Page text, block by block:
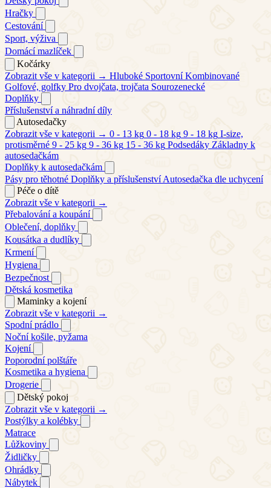
Hračky
Cestování
Sport, výživa
Domácí mazlíček
Kočárky
Zobrazit vše v kategorii → Hluboké Sportovní Kombinované
Golfové, golfky Pro dvojčata, trojčata Sourozenecké
Doplňky
Příslušenství a náhradní díly
Autosedačky
Zobrazit vše v kategorii → 0 - 13 kg 0 - 18 kg 9 - 18 kg I-size,
protisměrné 9 - 25 kg 9 - 36 kg 15 - 36 kg Podsedáky Základny k
autosedačkám
Doplňky k autosedačkám
Pásy pro těhotné Doplňky a příslušenství Autosedačka dle uchycení
Péče o dítě
Zobrazit vše v kategorii →
Přebalování a koupání
Oblečení, doplňky
Kousátka a dudlíky
Krmení
Hygiena
Bezpečnost
Dětská kosmetika
Maminky a kojení
Zobrazit vše v kategorii →
Spodní prádlo
Noční košile, pyžama
Kojení
Poporodní polštáře
Kosmetika a hygiena
Drogerie
Dětský pokoj
Zobrazit vše v kategorii →
Postýlky a kolébky
Matrace
Lůžkoviny
Židličky
Ohrádky
Nábytek